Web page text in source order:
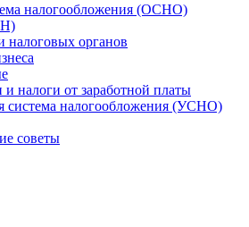
налогообложения (ОСНО)
налоговых органов
налоги от заработной платы
система налогообложения (УСНО)
советы